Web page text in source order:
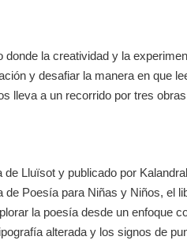
la creatividad y la
y desafiar la manera en que
lleva a un recorrido por tres
Lluïsot y publicado por
Poesía para Niñas y Niños, el
la poesía desde un enfoque
alterada y los signos de